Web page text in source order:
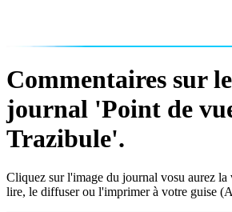
Commentaires sur
journal 'Point de
Trazibule'.
Cliquez sur l'image du journal vosu aurez
lire, le diffuser ou l'imprimer à votre guise